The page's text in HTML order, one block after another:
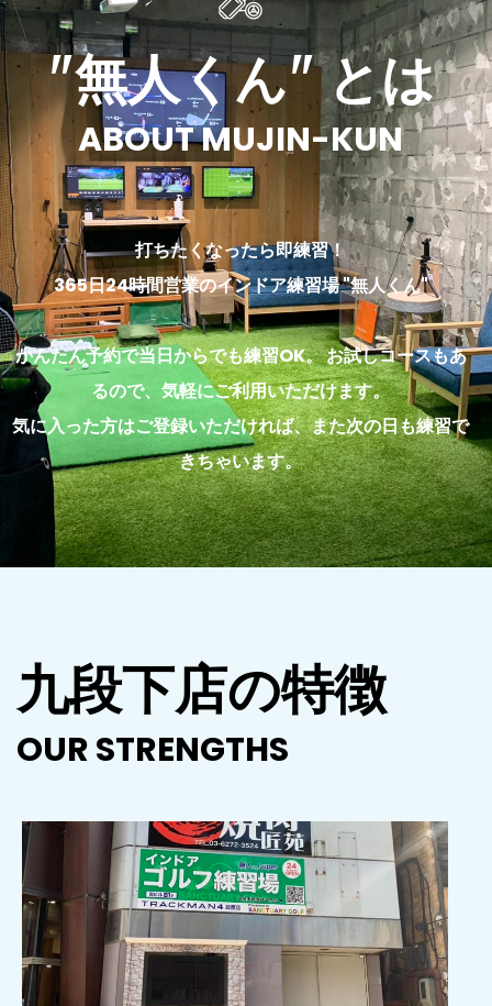
"無人くん" とは
ABOUT MUJIN-KUN
打ちたくなったら即練習！
365日24時間営業のインドア練習場 "無人くん"
かんたん予約で当日からでも練習OK。 お試しコースもあ
るので、気軽にご利用いただけます。
気に入った方はご登録いただければ、また次の日も練習で
きちゃいます。
九段下店の特徴
OUR STRENGTHS